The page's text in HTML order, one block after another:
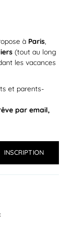
à Paris,
(tout au long
les vacances
et parents-
par email,